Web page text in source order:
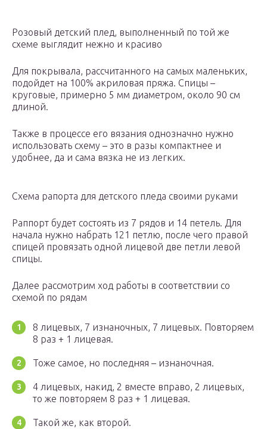
Розовый детский плед, выполненный по той же
схеме выглядит нежно и красиво
Для покрывала, рассчитанного на самых маленьких,
подойдет на 100% акриловая пряжа. Спицы –
круговые, примерно 5 мм диаметром, около 90 см
длиной.
Также в процессе его вязания однозначно нужно
использовать схему – это в разы компактнее и
удобнее, да и сама вязка не из легких.
Схема рапорта для детского пледа своими руками
Раппорт будет состоять из 7 рядов и 14 петель. Для
начала нужно набрать 121 петлю, после чего правой
спицей провязать одной лицевой две петли левой
спицы.
Далее рассмотрим ход работы в соответствии со
схемой по рядам
8 лицевых, 7 изнаночных, 7 лицевых. Повторяем
8 раз + 1 лицевая.
Тоже самое, но последняя – изнаночная.
4 лицевых, накид, 2 вместе вправо, 2 лицевых,
то же повторяем 8 раз + 1 лицевая.
Такой же, как второй.